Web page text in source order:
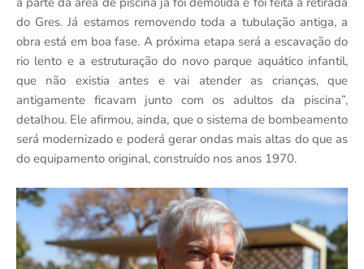
do Gres. Já estamos removendo toda a tubulação antiga, a
obra está em boa fase. A próxima etapa será a escavação do
rio lento e a estruturação do novo parque aquático infantil,
que não existia antes e vai atender as crianças, que
antigamente ficavam junto com os adultos da piscina”,
detalhou. Ele afirmou, ainda, que o sistema de bombeamento
será modernizado e poderá gerar ondas mais altas do que as
do equipamento original, construído nos anos 1970.